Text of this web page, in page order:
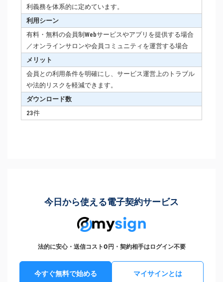
利義務を体系的に定めています。
利用シーン
有料・無料の会員制Webサービスやアプリを提供する場合
／オンラインサロンや会員コミュニティを運営する場合
メリット
会員との利用条件を明確にし、サービス運営上のトラブル
や法的リスクを軽減できます。
ダウンロード数
23件
今日から使える電子契約サービス
法的に安心・送信コスト0円・契約相手はログイン不要
今すぐ無料で始める マイサインとは